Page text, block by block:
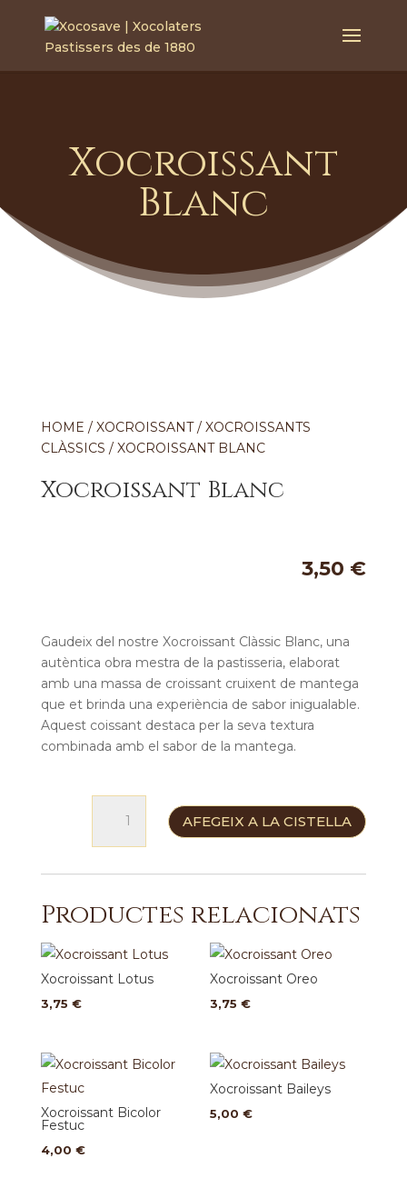
Xocroissant
Blanc
HOME / XOCROISSANT/ XOCROISSANTS
CLÀSSICS / XOCROISSANT BLANC
Xocroissant Blanc
3,50 €
Gaudeix del nostre Xocroissant Clàssic Blanc, una
autèntica obra mestra de la pastisseria, elaborat
amb una massa de croissant cruixent de mantega
que et brinda una experiència de sabor inigualable.
Aquest coissant destaca per la seva textura
combinada amb el sabor de la mantega.
Xocroissant
AFEGEIX A LA CISTELLA
Productes relacionats
Xocroissant Lotus
3,75 €
Xocroissant Oreo
3,75€
Xocroissant Bicolor
Festuc
4,00 €
Xocroissant Baileys
5,00€